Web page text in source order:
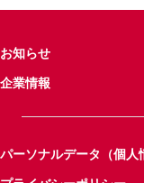
お知らせ
企業情報
パーソナルデータ（個人